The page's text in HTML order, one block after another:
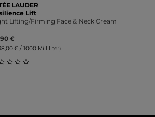
LAUDER
Lift
Lifting/Firming Face & Neck Cream
€
€ / 1000 Milliliter)